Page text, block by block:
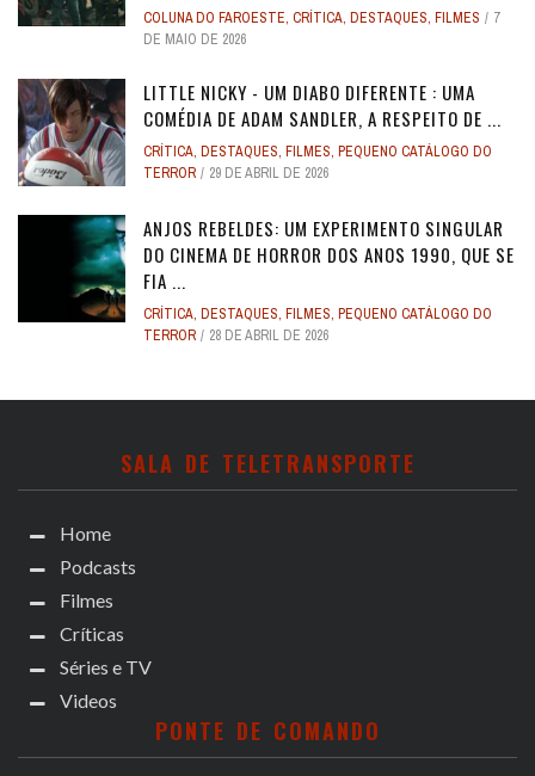
COLUNA DO FAROESTE, CRÍTICA, DESTAQUES, FILMES
7
DE MAIO DE 2026
LITTLE NICKY - UM DIABO DIFERENTE : UMA
COMÉDIA DE ADAM SANDLER, A RESPEITO DE ...
CRÍTICA, DESTAQUES, FILMES, PEQUENO CATÁLOGO DO
TERROR
29 DE ABRIL DE 2026
ANJOS REBELDES: UM EXPERIMENTO SINGULAR
DO CINEMA DE HORROR DOS ANOS 1990, QUE SE
FIA ...
CRÍTICA, DESTAQUES, FILMES, PEQUENO CATÁLOGO DO
TERROR
28 DE ABRIL DE 2026
SALA DE TELETRANSPORTE
Home
Podcasts
Filmes
Críticas
Séries e TV
Videos
PONTE DE COMANDO